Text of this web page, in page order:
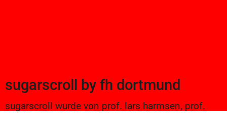
sugarscroll by fh dortmund
sugarscroll wurde von prof. lars harmsen, prof.